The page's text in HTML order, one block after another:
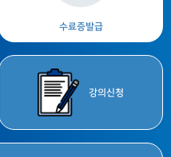
수료증발급
강의 신청